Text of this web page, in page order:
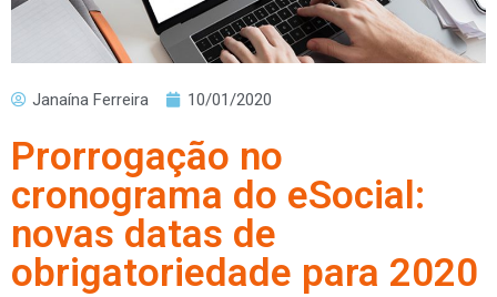
Janaína Ferreira 10/01/2020
Prorrogação no
cronograma do eSocial:
novas datas de
obrigatoriedade para 2020